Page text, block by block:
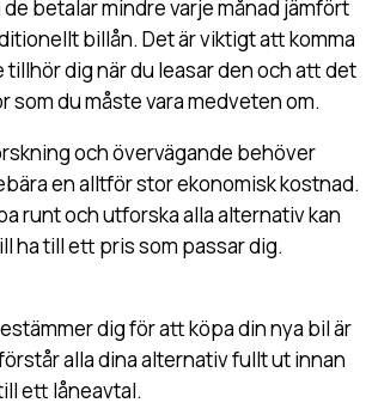
betalar mindre varje månad jämfört
billån. Det är viktigt att komma
dig när du leasar den och att det
som du måste vara medveten om.
och övervägande behöver
en alltför stor ekonomisk kostnad.
runt och utforska alla alternativ kan
ha till ett pris som passar dig.
dig för att köpa din nya bil är
alla dina alternativ fullt ut innan
ett låneavtal.